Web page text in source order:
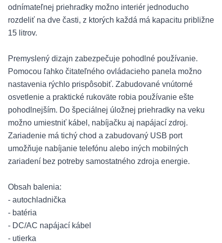
odnímateľnej priehradky možno interiér jednoducho
rozdeliť na dve časti, z ktorých každá má kapacitu približne
15 litrov.
Premyslený dizajn zabezpečuje pohodlné používanie.
Pomocou ľahko čitateľného ovládacieho panela možno
nastavenia rýchlo prispôsobiť. Zabudované vnútorné
osvetlenie a praktické rukoväte robia používanie ešte
pohodlnejším. Do špeciálnej úložnej priehradky na veku
možno umiestniť kábel, nabíjačku aj napájací zdroj.
Zariadenie má tichý chod a zabudovaný USB port
umožňuje nabíjanie telefónu alebo iných mobilných
zariadení bez potreby samostatného zdroja energie.
Obsah balenia:
- autochladnička
- batéria
- DC/AC napájací kábel
- utierka